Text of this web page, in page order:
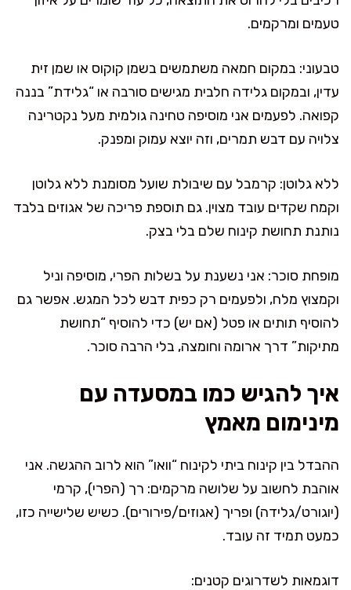
טעמים ומרקמים.
טבעוני: במקום חמאה משתמשים בשמן קוקוס או שמן זית
עדין, ובמקום גלידה חלבית מגישים סורבה או “גלידת” בננה
קפואה. לפעמים אני מוסיפה טחינה גולמית מעל נקטרינה
צלויה עם דבש תמרים, וזה יוצא עמוק ומפנק.
ללא גלוטן: קרמבל עם שיבולת שועל מסומנת ללא גלוטן
וקמח שקדים עובד מצוין. גם תוספת פריכה של אגוזים בלבד
נותנת תחושת קינוח שלם בלי בצק.
מופחת סוכר: אני נשענת על בשלות הפרי, מוסיפה וניל
וקמצוץ מלח, ולפעמים רק כפית דבש לכל המגש. אפשר גם
להוסיף תותים או פטל (אם יש) כדי להוסיף “תחושת
מתיקות” דרך ארומה וחומצה, בלי הרבה סוכר.
איך להגיש כמו במסעדה עם
מינימום מאמץ
ההבדל בין קינוח ביתי לקינוח “וואו” הוא לרוב ההגשה. אני
אוהבת לחשוב על שלושה מרקמים: רך (הפרי), קרמי
(יוגורט/גלידה) ופריך (אגוזים/פירורים). כשיש שלישייה כזו,
כמעט תמיד זה עובד.
דוגמאות לשדרוגים קטנים: